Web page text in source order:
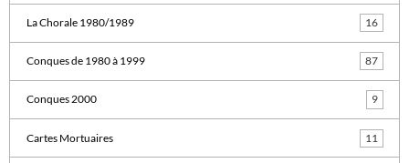
La Chorale 1980/1989 16
Conques de 1980 à 1999 87
Conques 2000 9
Cartes Mortuaires 11